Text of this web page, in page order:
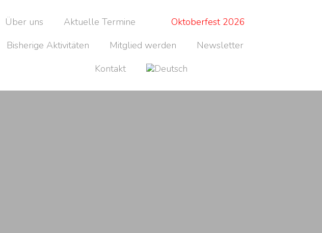
Über uns Aktuelle Termine
Oktoberfest 2026
Bisherige Aktivitäten
Mitglied werden
Newsletter
Kontakt